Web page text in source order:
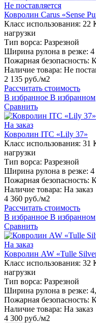
Не поставляется
Ковролин Carus «Sense
Класс использования: 22
нагрузки
Тип ворса: Разрезной
Ширина рулона в резке: 4
Пожарная безопасность:
Наличие товара: Не
2 135 руб./м2
Рассчитать стоимость
В избранное В избранном
Сравнить
На заказ
Ковролин ITC «Lily 37»
Класс использования: 31
нагрузки
Тип ворса: Разрезной
Ширина рулона в резке: 4
Пожарная безопасность:
Наличие товара: На заказ
4 360 руб./м2
Рассчитать стоимость
В избранное В избранном
Сравнить
На заказ
Ковролин AW «Tulle
Класс использования: 32
нагрузки
Тип ворса: Разрезной
Ширина рулона в резке:
Пожарная безопасность:
Наличие товара: На заказ
4 300 руб./м2